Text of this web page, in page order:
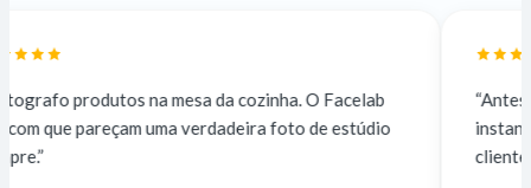
na mesa da cozinha. O Facelab
uma verdadeira foto de estúdio
“Antes subcontratava
instantâneo e gratuito.
clientes não notam a